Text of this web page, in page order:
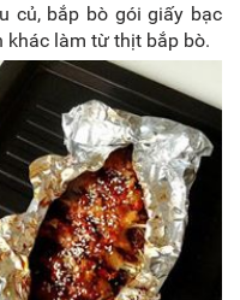
củ, bắp bò gói giấy bạc
khác làm từ thịt bắp bò.